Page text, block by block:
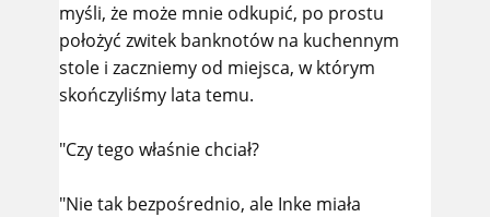
myśli, że może mnie odkupić, po prostu
położyć zwitek banknotów na kuchennym
stole i zaczniemy od miejsca, w którym
skończyliśmy lata temu.
"Czy tego właśnie chciał?
"Nie tak bezpośrednio, ale Inke miała